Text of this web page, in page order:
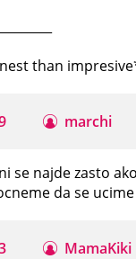
than
marchi
se najde zasto
da se
MamaKiki